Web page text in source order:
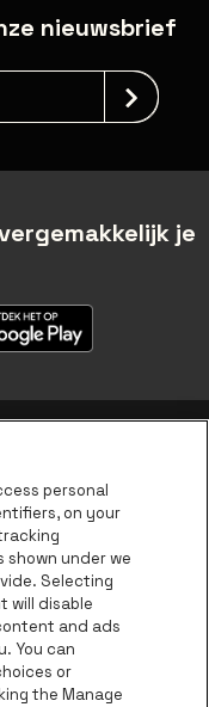
nieuwsbrief
je
personal
on your
under we
Selecting
will disable
and ads
You can
or
the Manage